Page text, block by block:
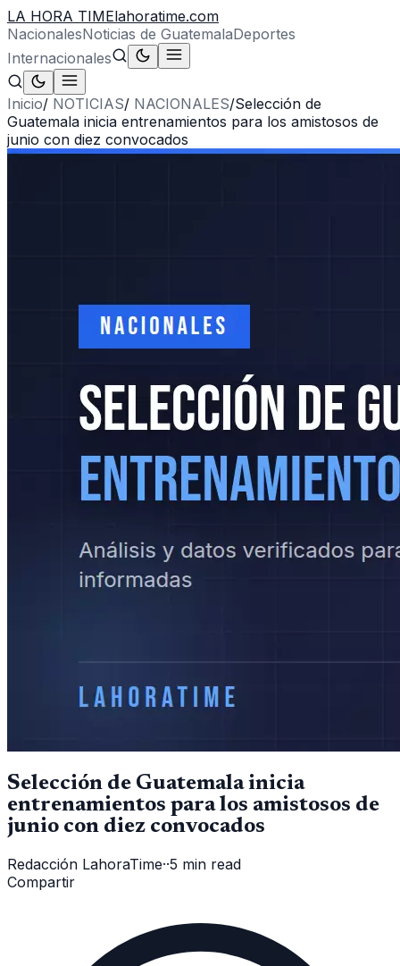
LA HORA TIMElahoratime.com
NacionalesNoticias de GuatemalaDeportes
Internacionales
Inicio/ NOTICIAS/ NACIONALES/Selección de
Guatemala inicia entrenamientos para los amistosos de
junio con diez convocados
Selección de Guatemala inicia
entrenamientos para los amistosos de
junio con diez convocados
Redacción LahoraTime··5 min read
Compartir